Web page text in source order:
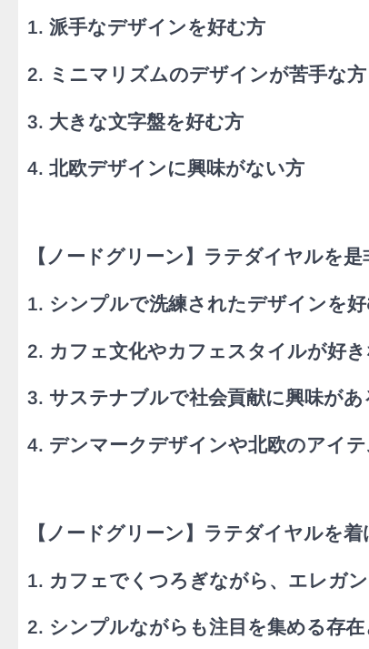
1. 派手なデザインを好む方
2. ミニマリズムのデザインが苦手な方
3. 大きな文字盤を好む方
4. 北欧デザインに興味がない方
【ノードグリーン】​ラテダイヤルを
1. シンプルで洗練されたデザインを
2. カフェ文化やカフェスタイルが好
3. サステナブルで社会貢献に興味があ
4. デンマークデザインや北欧のアイ
【ノードグリーン】​ラテダイヤルを
1. カフェでくつろぎながら、エレガ
2. シンプルながらも注目を集める存